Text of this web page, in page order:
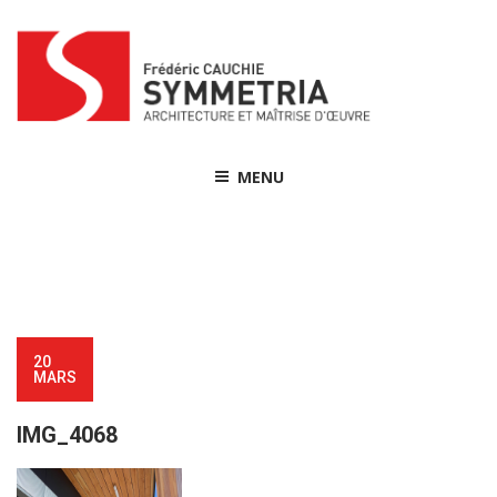
content
MENU
20
MARS
IMG_4068